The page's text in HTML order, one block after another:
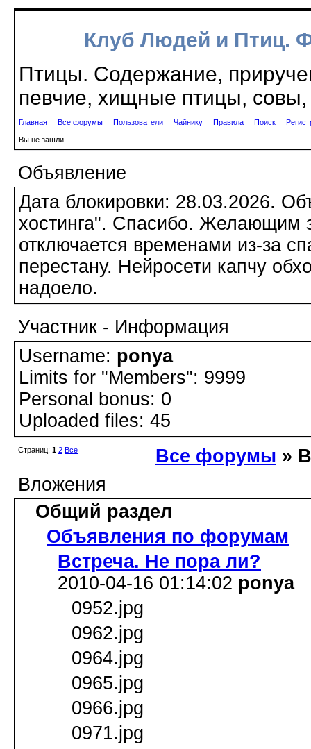
Клуб Людей и Птиц.
Птицы. Содержание,
певчие, хищные птицы, совы,
Главная Все форумы Пользователи Чайнику Правила Поиск
Вы не зашли.
Объявление
Дата блокировки: 28.03.2026.
хостинга". Спасибо. Желающим
отключается временами из-за
перестану. Нейросети капчу
надоело.
Участник - Информация
Username: ponya
Limits for "Members": 9999
Personal bonus: 0
Uploaded files: 45
Страниц: 1 2 Все Все форумы »
Вложения
Общий раздел
Объявления по форумам
Встреча. Не пора ли?
2010-04-16 01:14:02 ponya
0952.jpg
0962.jpg
0964.jpg
0965.jpg
0966.jpg
0971.jpg